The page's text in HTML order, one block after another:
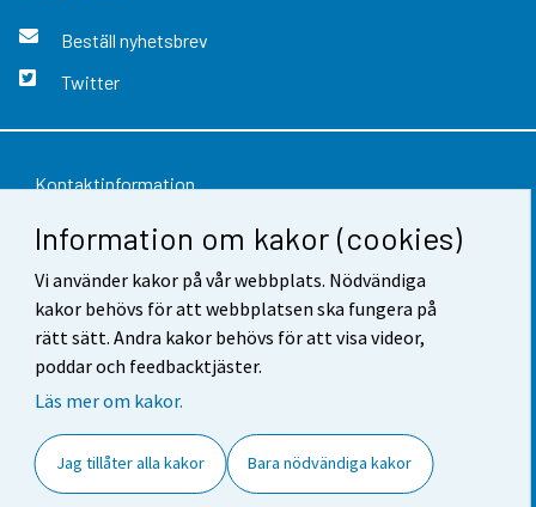
Information om kakor (cookies)
Vi använder kakor på vår webbplats. Nödvändiga
kakor behövs för att webbplatsen ska fungera på
rätt sätt. Andra kakor behövs för att visa videor,
poddar och feedbacktjäster.
Läs mer om kakor.
Jag tillåter alla kakor Bara nödvändiga kakor
Beställ nyhetsbrev
Twitter
Kontaktinformation
Respons
Användarvillkor
Dataskydd
Tillgänglighet
Cookie-inställningar